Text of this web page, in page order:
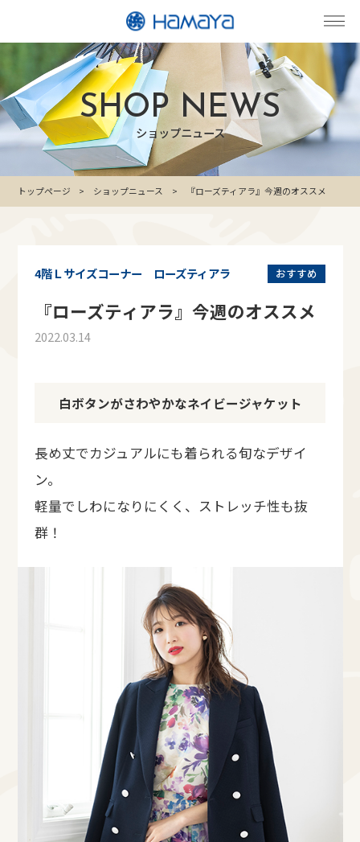
SHOP NEWS
ショップニュース
トップページ ショップニュース 『ローズティアラ』今週のオススメ
おすすめ
4階Ｌサイズコーナー ローズティアラ
『ローズティアラ』今週のオススメ
2022.03.14
白ボタンがさわやかなネイビージャケット
長め丈でカジュアルにも着られる旬なデザイ
ン。
軽量でしわになりにくく、ストレッチ性も抜
群！